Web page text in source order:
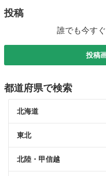
投稿
誰でも今す
投稿
都道府県で検索
北海道
東北
北陸・甲信越